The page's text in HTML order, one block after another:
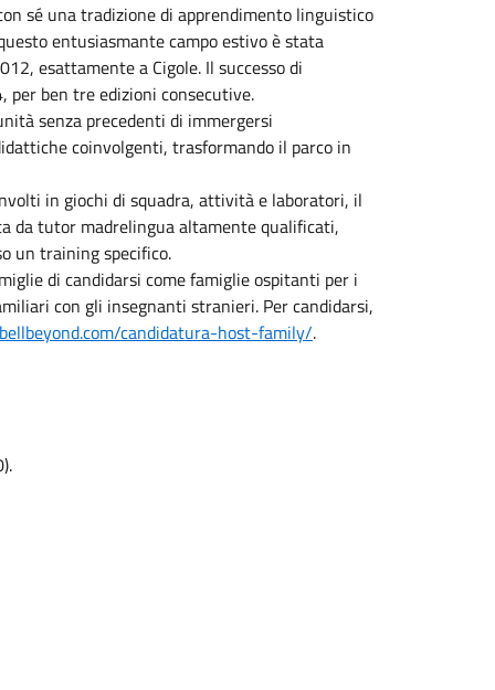
sé una tradizione di apprendimento linguistico
entusiasmante campo estivo è stata
esattamente a Cigole. Il successo di
per ben tre edizioni consecutive.
senza precedenti di immergersi
coinvolgenti, trasformando il parco in
in giochi di squadra, attività e laboratori, il
da tutor madrelingua altamente qualificati,
un training specifico.
di candidarsi come famiglie ospitanti per i
con gli insegnanti stranieri. Per candidarsi,
candidatura-host-family/.